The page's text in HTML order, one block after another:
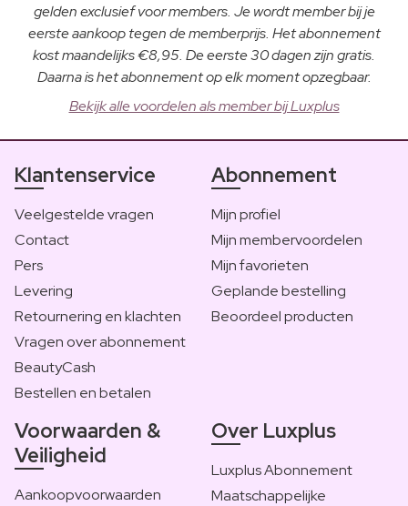
gelden exclusief voor members. Je wordt member bij je
eerste aankoop tegen de memberprijs. Het abonnement
kost maandelijks €8,95. De eerste 30 dagen zijn gratis.
Daarna is het abonnement op elk moment opzegbaar.
Bekijk alle voordelen als member bij Luxplus
Klantenservice
Veelgestelde vragen
Contact
Pers
Levering
Retournering en klachten
Vragen over abonnement
BeautyCash
Bestellen en betalen
Abonnement
Mijn profiel
Mijn membervoordelen
Mijn favorieten
Geplande bestelling
Beoordeel producten
Voorwaarden &
Veiligheid
Aankoopvoorwaarden
Over Luxplus
Luxplus Abonnement
Maatschappelijke